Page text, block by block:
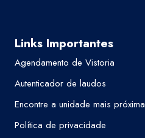
Links Importantes
Agendamento de Vistoria
Autenticador de laudos
Encontre a unidade mais próxima
Política de privacidade